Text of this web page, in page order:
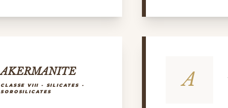
AKERMANITE
CLASSE VIII - SILICATES -
SOROSILICATES
A